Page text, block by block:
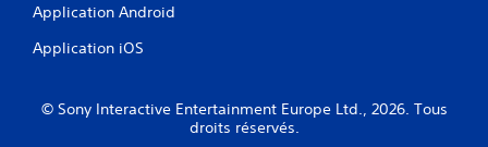
Application Android
Application iOS
© Sony Interactive Entertainment Europe Ltd., 2026. Tous
droits réservés.